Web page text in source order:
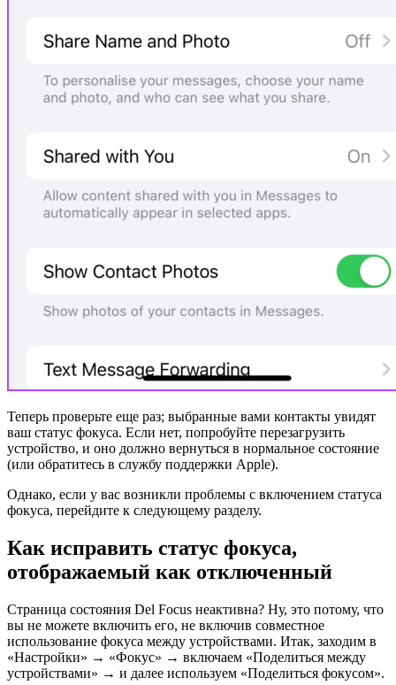
Теперь проверьте еще раз; выбранные вами контакты увидят
ваш статус фокуса. Если нет, попробуйте перезагрузить
устройство, и оно должно вернуться в нормальное состояние
(или обратитесь в службу поддержки Apple).
Однако, если у вас возникли проблемы с включением статуса
фокуса, перейдите к следующему разделу.
Как исправить статус фокуса,
отображаемый как отключенный
Страница состояния Del Focus неактивна? Ну, это потому, что
вы не можете включить его, не включив совместное
использование фокуса между устройствами. Итак, заходим в
«Настройки» → «Фокус» → включаем «Поделиться между
устройствами» → и далее используем «Поделиться фокусом».